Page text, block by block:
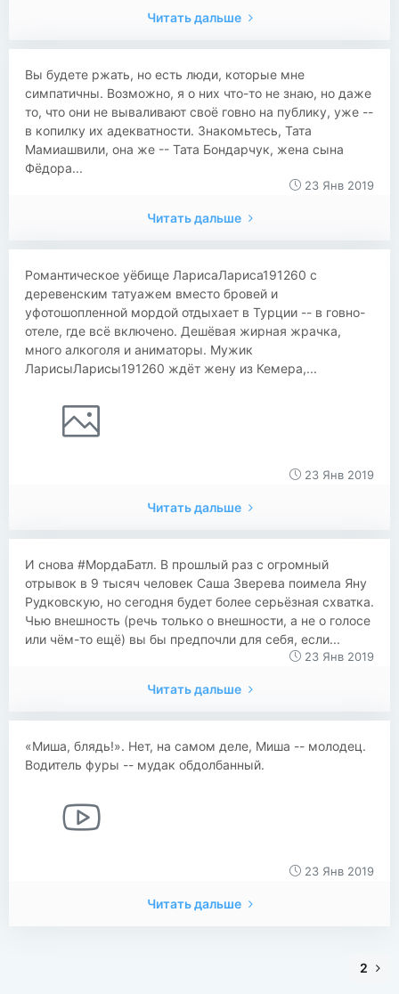
Читать дальше
Вы будете ржать, но есть люди, которые мне
симпатичны. Возможно, я о них что-то не знаю, но даже
то, что они не вываливают своё говно на публику, уже --
в копилку их адекватности. Знакомьтесь, Тата
Мамиашвили, она же -- Тата Бондарчук, жена сына
Фёдора...
23 Янв 2019
Читать дальше
Романтическое уёбище ЛарисаЛариса191260 с
деревенским татуажем вместо бровей и
уфотошопленной мордой отдыхает в Турции -- в говно-
отеле, где всё включено. Дешёвая жирная жрачка,
много алкоголя и аниматоры. Мужик
ЛарисыЛарисы191260 ждёт жену из Кемера,...
23 Янв 2019
Читать дальше
​​И снова #МордаБатл. В прошлый раз с огромный
отрывок в 9 тысяч человек Саша Зверева поимела Яну
Рудковскую, но сегодня будет более серьёзная схватка.
Чью внешность (речь только о внешности, а не о голосе
или чём-то ещё) вы бы предпочли для себя, если...
23 Янв 2019
Читать дальше
«Миша, блядь!». Нет, на самом деле, Миша -- молодец.
Водитель фуры -- мудак обдолбанный.
23 Янв 2019
Читать дальше
2